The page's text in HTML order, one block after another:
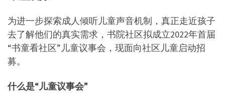
为进一步探索成人倾听儿童声音机制，真正走近孩子
去了解他们的真实需求，书院社区拟成立2022年首届
“书童看社区”儿童议事会，现面向社区儿童启动招
募。
什么是“儿童议事会”